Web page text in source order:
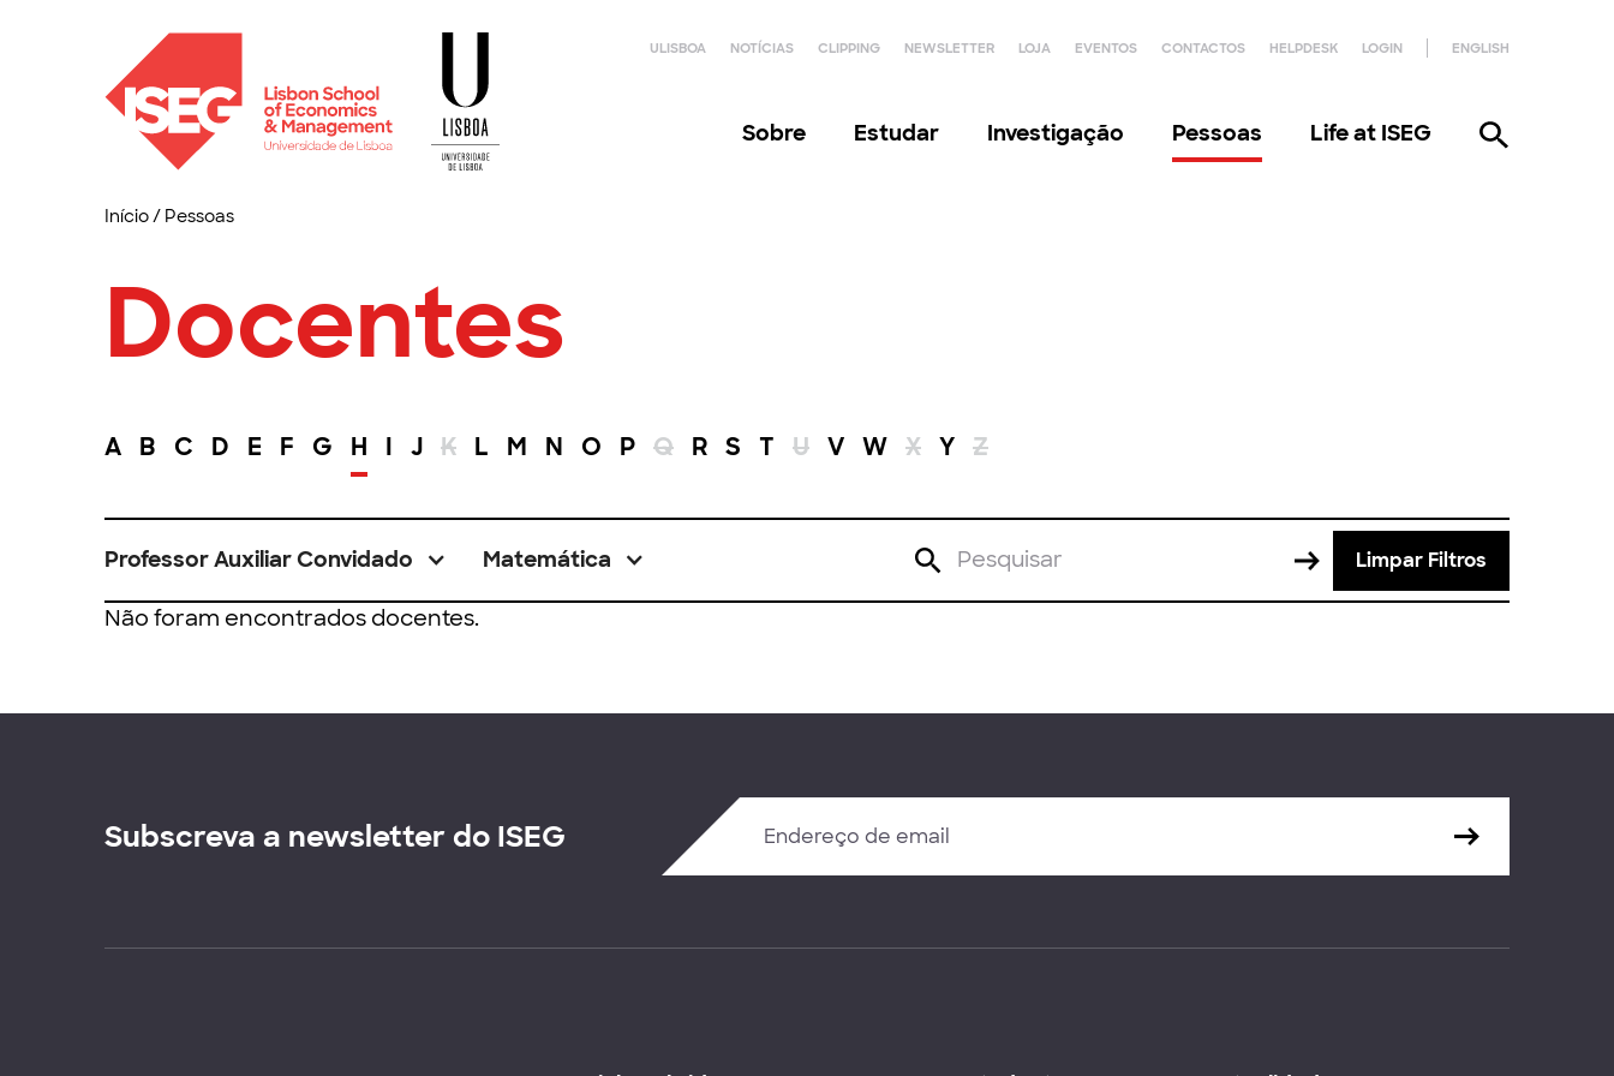
ULISBOA NOTÍCIAS CLIPPING NEWSLETTER LOJA EVENTOS CONTACTOS HELPDESK LOGIN ENGLISH
Sobre Estudar Investigação Pessoas Life at ISEG
Início/ Pessoas
Docentes
A B C D E F G H I J K L M N O P Q R S T U V W X Y Z
Professor Auxiliar Convidado Matemática Limpar Filtros
Não foram encontrados docentes.
Subscreva a newsletter do ISEG